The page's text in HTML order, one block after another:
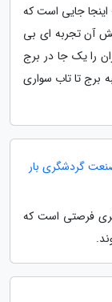
اینجا جایی است که
آن تجربه ای بی
را یک جا در برج
برج تا تاب سواری
گردشگری بار
فرصتی است که